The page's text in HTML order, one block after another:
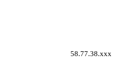
58.77.38.xxx